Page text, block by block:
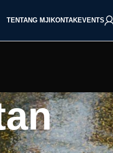
TENTANG MJI KONTAKEVENTS